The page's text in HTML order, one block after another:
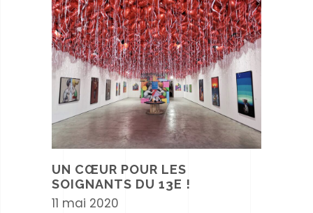
UN CŒUR POUR LES
SOIGNANTS DU 13E !
11 mai 2020